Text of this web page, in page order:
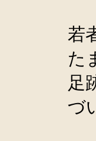
若
た
足
づ